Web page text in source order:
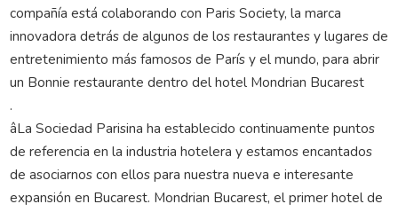
compañía está colaborando con Paris Society, la marca
innovadora detrás de algunos de los restaurantes y lugares de
entretenimiento más famosos de París y el mundo, para abrir
un Bonnie restaurante dentro del hotel Mondrian Bucarest
.
âLa Sociedad Parisina ha establecido continuamente puntos
de referencia en la industria hotelera y estamos encantados
de asociarnos con ellos para nuestra nueva e interesante
expansión en Bucarest. Mondrian Bucarest, el primer hotel de